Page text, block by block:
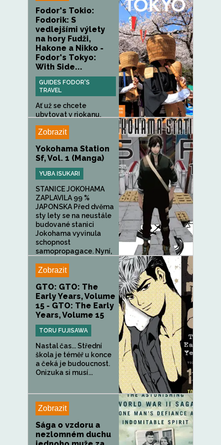
Fodor's Tokio:
Fodorik: S
vedlejšími výlety
na hory Fudži,
Hakone a Nikko -
Fodor's Tokyo:
With Side...
GUIDES FODOR'S
TRAVEL
Ať už se chcete
ubytovat v rjokanu,
Zobrazit
Yokohama Station
Sf, Vol. 1 (Manga)
YUBA ISUKARI
STANICE JOKOHAMA
ZAPLAVILA 99 %
JAPONSKA Před dvěma
sty lety se na neustále
budované stanici
Jokohama vyvinula
schopnost
samopropagace. Nyní,
Zobrazit
GTO: GTO: The
Early Years, Volume
15 - GTO: The Early
Years, Volume 15
TORU FUJISAWA
Nastal čas... Střední
škola je téměř u konce
a čeká je budoucnost.
Onizuka si musí...
Zobrazit
Sága o vzdoru a
nezlomném duchu